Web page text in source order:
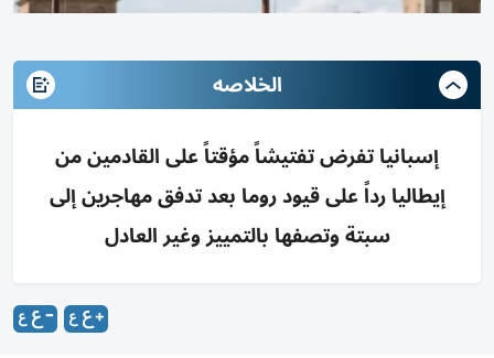
الخلاصه
إسبانيا تفرض تفتيشاً مؤقتاً على القادمين من
إيطاليا رداً على قيود روما بعد تدفق مهاجرين إلى
سبتة وتصفها بالتمييز وغير العادل